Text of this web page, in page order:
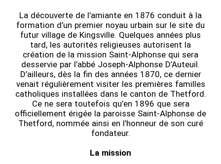
La découverte de l’amiante en 1876 conduit à la
formation d’un premier noyau urbain sur le site du
futur village de Kingsville. Quelques années plus
tard, les autorités religieuses autorisent la
création de la mission Saint-Alphonse qui sera
desservie par l’abbé Joseph-Alphonse D’Auteuil.
D’ailleurs, dès la fin des années 1870, ce dernier
venait régulièrement visiter les premières familles
catholiques installées dans le canton de Thetford.
Ce ne sera toutefois qu’en 1896 que sera
officiellement érigée la paroisse Saint-Alphonse de
Thetford, nommée ainsi en l’honneur de son curé
fondateur.
La mission